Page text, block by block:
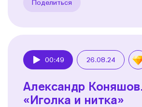
Поделиться
00:49 26.08.24
Александр
«Иголка и нитка»